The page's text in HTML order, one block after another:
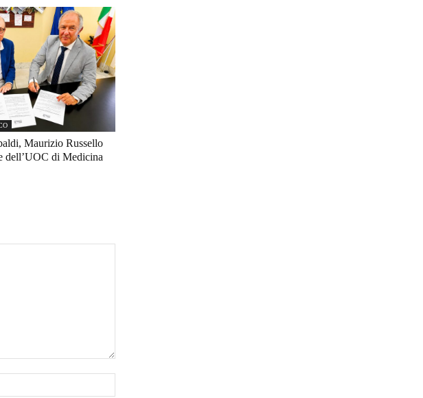
Maurizio Russello
dell’UOC di Medicina